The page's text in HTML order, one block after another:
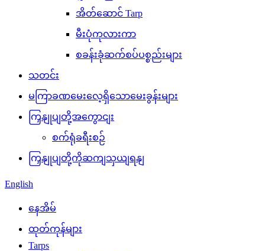
အိတ်ဆောင် Tarp
မီးပုံကုလားကာ
စခန်းခုံဆက်စပ်ပစ္စည်းများ
သတင်း
မကြာခဏမေးလေ့ရှိသောမေးခွန်းများ
ကြှနျုပျတို့အကွောငျး
စက်ရုံခရီးစဉ်
ကြှနျုပျတို့ကိုဆကျသှယျရနျ
English
နေအိမ်
ထုတ်ကုန်များ
Tarps